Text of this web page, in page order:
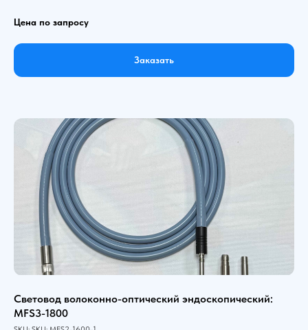
Цена по запросу
Заказать
Световод волоконно-оптический эндоскопический:
MFS3-1800